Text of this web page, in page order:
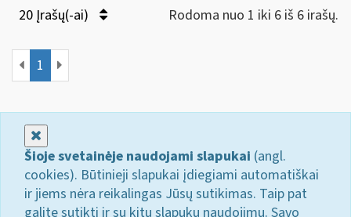
20 Įrašų(-ai) Rodoma nuo 1 iki 6 iš 6 irašų.
1
Šioje svetainėje naudojami slapukai (angl.
cookies). Būtinieji slapukai įdiegiami automatiškai
ir jiems nėra reikalingas Jūsų sutikimas. Taip pat
galite sutikti ir su kitų slapukų naudojimu. Savo